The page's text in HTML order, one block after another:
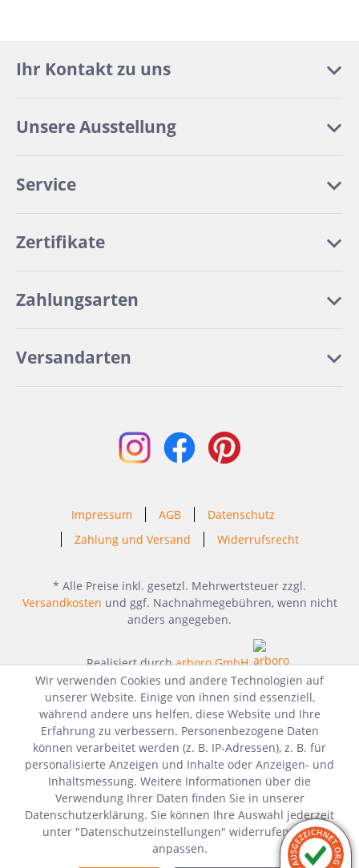
Ihr Kontakt zu uns
Unsere Ausstellung
Service
Zertifikate
Zahlungsarten
Versandarten
Impressum AGB
Datenschutz
Zahlung und Versand
Widerrufsrecht
* Alle Preise inkl. gesetzl. Mehrwertsteuer zzgl.
Versandkosten und ggf. Nachnahmegebühren, wenn nicht
anders angegeben.
Realisiert durcharboro GmbH
Wir verwenden Cookies und andere Technologien auf
unserer Website. Einige von ihnen sind essenziell,
während andere uns helfen, diese Website und Ihre
Erfahrung zu verbessern. Personenbezogene Daten
können verarbeitet werden (z. B. IP-Adressen), z. B. für
personalisierte Anzeigen und Inhalte oder Anzeigen- und
Inhaltsmessung. Weitere Informationen über die
Verwendung Ihrer Daten finden Sie in unserer
Datenschutzerklärung. Sie können Ihre Auswahl jederzeit
unter "Datenschutzeinstellungen" widerrufen oder
anpassen.